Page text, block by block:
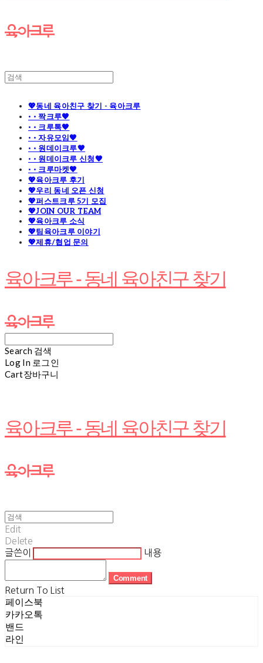
💖동네 육아친구 찾기 - 육아크루
· · 짝크루🧡
· · 크루톡🧡
· · 자유모임🧡
· · 원데이크루🧡
· · 원데이크루 신청🧡
· · 크루마켓🧡
💖육아크루 후기
💖우리 동네 오픈 신청
💖퍼스트크루 5기 모집
💖JOIN OUR TEAM
💖육아크루 소식
💖팀육아크루 이야기
💖제휴/협업 문의
육아크루 - 동네 육아친구 찾기
Search 검색
Log In 로그인
Cart장바구니
육아크루 - 동네 육아친구 찾기
Edit
Delete
글쓴이
내용
Comment
Return To List
페이스북
카카오톡
밴드
라인